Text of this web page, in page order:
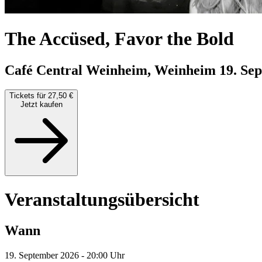
The Accüsed, Favor the Bold
Café Central Weinheim, Weinheim 19.
Tickets für 27,50 €
Jetzt kaufen
Veranstaltungsübersicht
Wann
19. September 2026 - 20:00 Uhr